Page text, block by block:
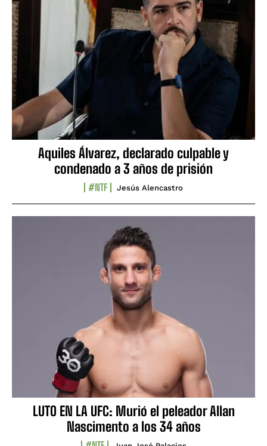
Aquiles Álvarez, declarado culpable y
condenado a 3 años de prisión
#NTF Jesús Alencastro
LUTO EN LA UFC: Murió el peleador Allan
Nascimento a los 34 años